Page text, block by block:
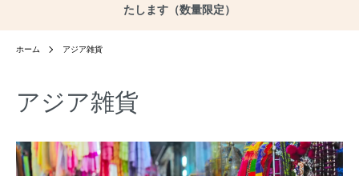
たします（数量限定）
ホーム アジア雑貨
アジア雑貨